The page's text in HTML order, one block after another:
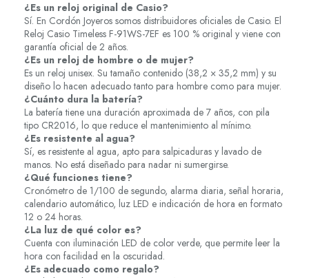
¿Es un reloj original de Casio?
Sí. En Cordón Joyeros somos distribuidores oficiales de Casio. El
Reloj Casio Timeless F-91WS-7EF es 100 % original y viene con
garantía oficial de 2 años.
¿Es un reloj de hombre o de mujer?
Es un reloj unisex. Su tamaño contenido (38,2 × 35,2 mm) y su
diseño lo hacen adecuado tanto para hombre como para mujer.
¿Cuánto dura la batería?
La batería tiene una duración aproximada de 7 años, con pila
tipo CR2016, lo que reduce el mantenimiento al mínimo.
¿Es resistente al agua?
Sí, es resistente al agua, apto para salpicaduras y lavado de
manos. No está diseñado para nadar ni sumergirse.
¿Qué funciones tiene?
Cronómetro de 1/100 de segundo, alarma diaria, señal horaria,
calendario automático, luz LED e indicación de hora en formato
12 o 24 horas.
¿La luz de qué color es?
Cuenta con iluminación LED de color verde, que permite leer la
hora con facilidad en la oscuridad.
¿Es adecuado como regalo?